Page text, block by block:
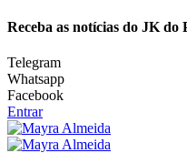
Receba as notícias do JK do
Telegram
Whatsapp
Facebook
Entrar